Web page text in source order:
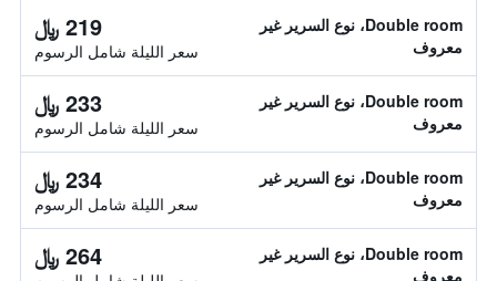
Double room، نوع السرير غير
معروف
219 ﷼
سعر الليلة شامل الرسوم
Double room، نوع السرير غير
معروف
233 ﷼
سعر الليلة شامل الرسوم
Double room، نوع السرير غير
معروف
234 ﷼
سعر الليلة شامل الرسوم
Double room، نوع السرير غير
معروف
264 ﷼